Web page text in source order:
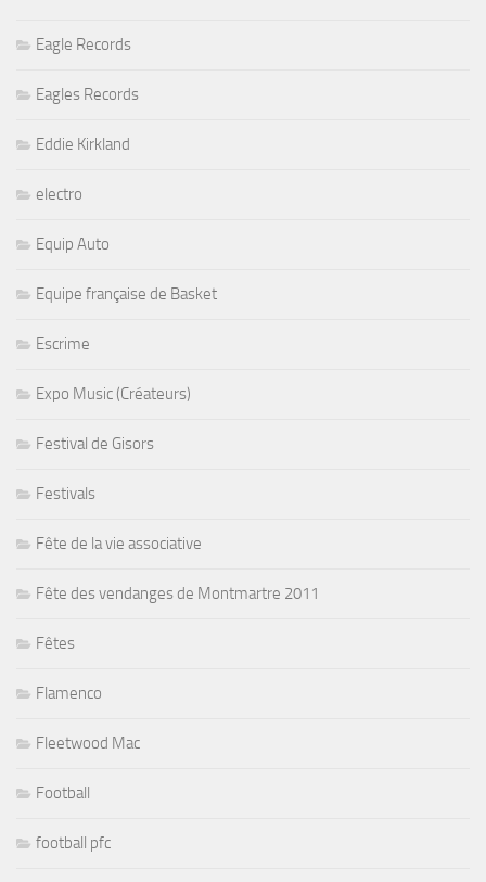
Eagle Records
Eagles Records
Eddie Kirkland
electro
Equip Auto
Equipe française de Basket
Escrime
Expo Music (Créateurs)
Festival de Gisors
Festivals
Fête de la vie associative
Fête des vendanges de Montmartre 2011
Fêtes
Flamenco
Fleetwood Mac
Football
football pfc